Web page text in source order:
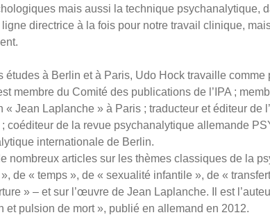
mais aussi la technique psychanalytique,
directrice à la fois pour notre travail clinique,
études à Berlin et à Paris, Udo Hock travaille
membre du Comité des publications de l’IPA ;
« Jean Laplanche » à Paris ; traducteur et éditeur de
coéditeur de la revue psychanalytique allemande
internationale de Berlin.
nombreux articles sur les thèmes classiques de la
de « temps », de « sexualité infantile », de «
» – et sur l’œuvre de Jean Laplanche. Il est
et pulsion de mort », publié en allemand en 2012.